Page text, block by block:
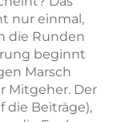
nur einmal,
die Runden
beginnt
Marsch
Mitgeher. Der
die Beiträge),